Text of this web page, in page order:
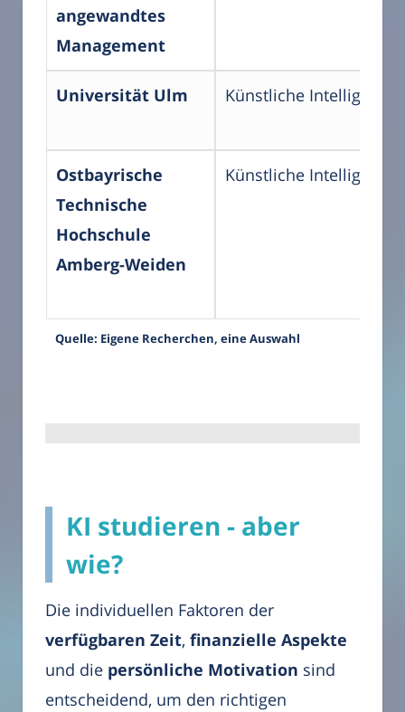
angewandtes
Management
Universität Ulm Künstliche Intelligenz
Ostbayrische
Technische
Hochschule
Amberg-Weiden
Künstliche Intelligenz
Quelle: Eigene Recherchen, eine Auswahl
KI studieren - aber
wie?
Die individuellen Faktoren der
verfügbaren Zeit, finanzielle Aspekte
und die persönliche Motivation sind
entscheidend, um den richtigen